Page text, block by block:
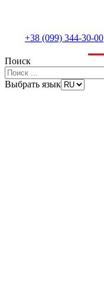
+38 (099) 344-30-00
Поиск
Выбрать язык